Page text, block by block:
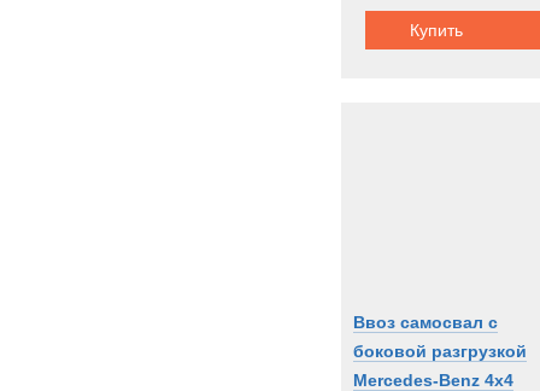
Купить
Ввоз самосвал с
боковой разгрузкой
Mercedes-Benz 4x4